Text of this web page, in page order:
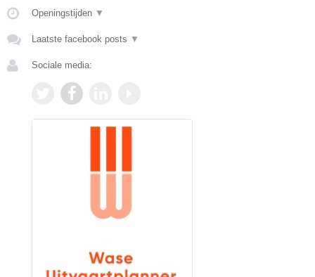
Openingstijden ▼
Laatste facebook posts ▼
Sociale media: